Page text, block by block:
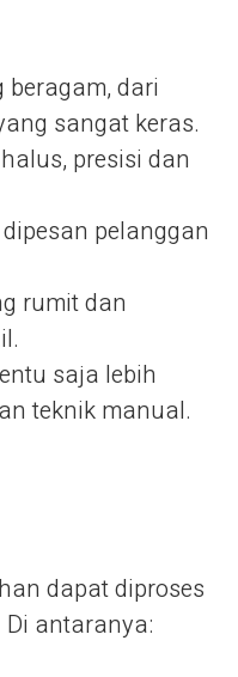
dari
sangat keras.
presisi dan
pelanggan
rumit dan
saja lebih
teknik manual.
dapat diproses
antaranya: